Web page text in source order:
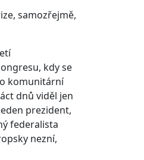
samozřejmě,
kdy se
komunitární
dnů viděl jen
prezident,
federalista
nezní,